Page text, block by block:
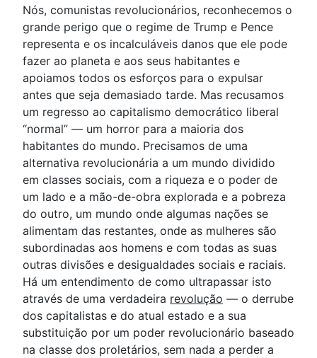
Nós, comunistas revolucionários, reconhecemos o
grande perigo que o regime de Trump e Pence
representa e os incalculáveis danos que ele pode
fazer ao planeta e aos seus habitantes e
apoiamos todos os esforços para o expulsar
antes que seja demasiado tarde. Mas recusamos
um regresso ao capitalismo democrático liberal
“normal” — um horror para a maioria dos
habitantes do mundo. Precisamos de uma
alternativa revolucionária a um mundo dividido
em classes sociais, com a riqueza e o poder de
um lado e a mão-de-obra explorada e a pobreza
do outro, um mundo onde algumas nações se
alimentam das restantes, onde as mulheres são
subordinadas aos homens e com todas as suas
outras divisões e desigualdades sociais e raciais.
Há um entendimento de como ultrapassar isto
através de uma verdadeira revolução — o derrube
dos capitalistas e do atual estado e a sua
substituição por um poder revolucionário baseado
na classe dos proletários, sem nada a perder a